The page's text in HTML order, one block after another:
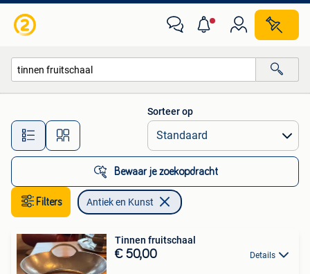
Alle afstanden…
Sorteer op
Bewaar je zoekopdracht
Filters Antiek en Kunst
Tinnen fruitschaal
€ 50,00 Details